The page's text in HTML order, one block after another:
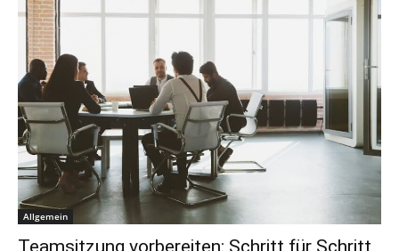
Allgemein
Teamsitzung vorbereiten: Schritt für Schritt